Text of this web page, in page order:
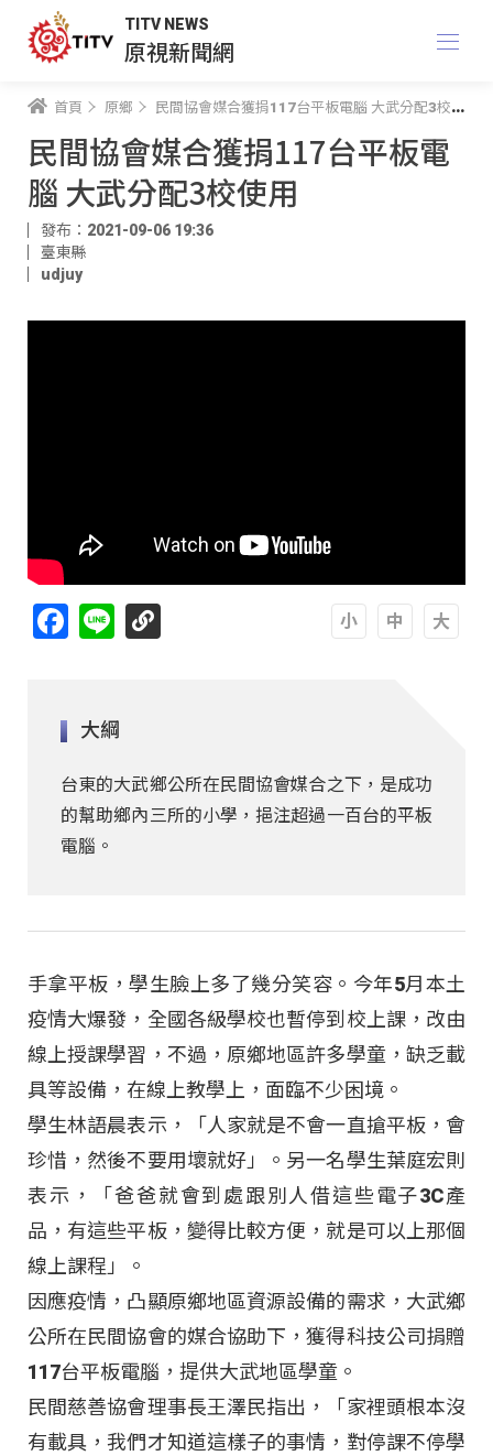
TITV NEWS
原視新聞網
首頁 原鄉 民間協會媒合獲捐117台平板電腦 大武分配3校使用
民間協會媒合獲捐117台平板電
腦 大武分配3校使用
發布：2021-09-06 19:36
臺東縣
udjuy
Facebook
Line
大綱
台東的大武鄉公所在民間協會媒合之下，是成功
的幫助鄉內三所的小學，挹注超過一百台的平板
電腦。
手拿平板，學生臉上多了幾分笑容。今年5月本土
疫情大爆發，全國各級學校也暫停到校上課，改由
線上授課學習，不過，原鄉地區許多學童，缺乏載
具等設備，在線上教學上，面臨不少困境。
學生林語晨表示，「人家就是不會一直搶平板，會
珍惜，然後不要用壞就好」。另一名學生葉庭宏則
表示，「爸爸就會到處跟別人借這些電子3C產
品，有這些平板，變得比較方便，就是可以上那個
線上課程」。
因應疫情，凸顯原鄉地區資源設備的需求，大武鄉
公所在民間協會的媒合協助下，獲得科技公司捐贈
117台平板電腦，提供大武地區學童。
民間慈善協會理事長王澤民指出，「家裡頭根本沒
有載具，我們才知道這樣子的事情，對停課不停學